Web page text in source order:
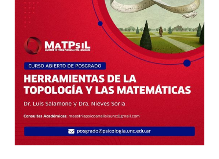
INVESTIGACIÓN Y EVENTOS
TESIS
GALERÍA DE FOTOS
NOVEDADES
CONTACTO